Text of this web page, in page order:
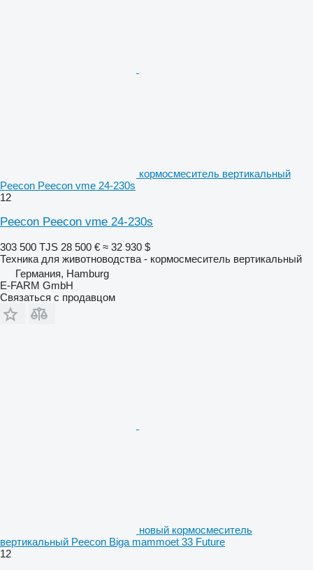
кормосмеситель вертикальный
Peecon Peecon vme 24-230s
12
Peecon Peecon vme 24-230s
303 500 TJS 28 500 € ≈ 32 930 $
Техника для животноводства - кормосмеситель вертикальный
Германия, Hamburg
E-FARM GmbH
Связаться с продавцом
новый кормосмеситель
вертикальный Peecon Biga mammoet 33 Future
12